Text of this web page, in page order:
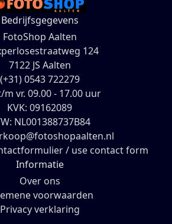
Bedrijfsgegevens
FotoShop Aalten
124
7122 JS Aalten
(+31) 0543 722279
m vr. 09.00 - 17.00 uur
KVK: 09162089
NL001388737B84
/ use contact form
Informatie
Over ons
voorwaarden
Privacy verklaring